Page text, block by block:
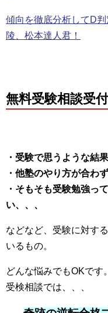
傾向を徹底分析してD
陵、松本達人君！
無料受験相談受
・受験で思うような結
・他塾のやり方が合わ
・そもそも受験勉強っ
い、、、
などなど、受験に対す
いるもの。
どんな悩みでもOKです
受検相談では、、、